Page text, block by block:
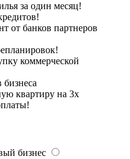
за один месяц!
от банков партнеров
коммерческой
бизнеса
квартиру на 3х
бизнес